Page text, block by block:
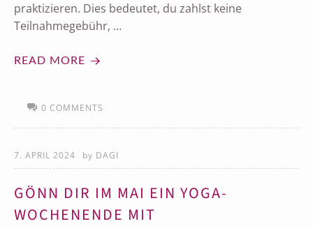
praktizieren. Dies bedeutet, du zahlst keine
Teilnahmegebühr, …
READ MORE
0 COMMENTS
7. APRIL 2024 by DAGI
GÖNN DIR IM MAI EIN YOGA-
WOCHENENDE MIT